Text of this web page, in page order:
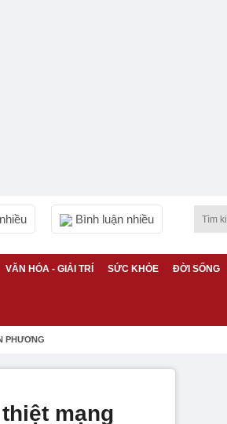
Bình luận nhiều
VĂN HÓA - GIẢI TRÍ SỨC KHỎE ĐỜI SỐNG
PHƯƠNG
mạng